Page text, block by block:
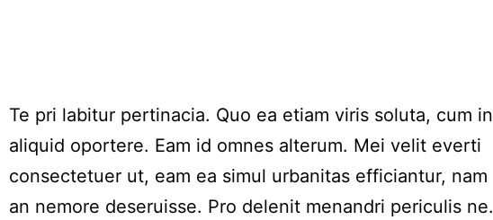
Te pri labitur pertinacia. Quo ea etiam viris soluta, cum in
aliquid oportere. Eam id omnes alterum. Mei velit everti
consectetuer ut, eam ea simul urbanitas efficiantur, nam
an nemore deseruisse. Pro delenit menandri periculis ne.